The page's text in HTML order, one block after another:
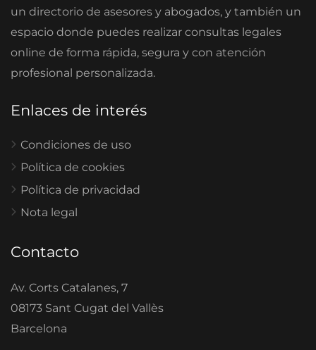
un directorio de asesores y abogados, y también un
espacio donde puedes realizar consultas legales
online de forma rápida, segura y con atención
profesional personalizada.
Enlaces de interés
Condiciones de uso
Política de cookies
Política de privacidad
Nota legal
Contacto
Av. Corts Catalanes, 7
08173 Sant Cugat del Vallès
Barcelona